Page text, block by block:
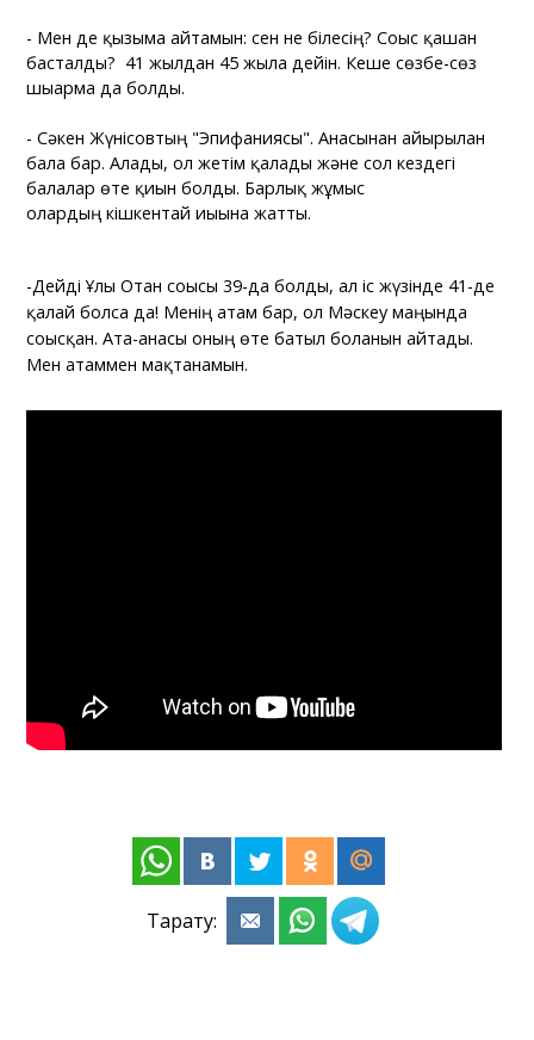
- Мен де қызыма айтамын: сен не білесің? Соғыс қашан
басталды? 41 жылдан 45 жылға дейін. Кеше сөзбе-сөз
шығарма да болды.
- Сәкен Жүнісовтың "Эпифаниясы". Анасынан айырылған
бала бар. Алады, ол жетім қалады және сол кездегі
балалар өте қиын болды. Барлық жұмыс
олардың кішкентай иығына жатты.
-Дейді Ұлы Отан соғысы 39-да болды, ал іс жүзінде 41-де
қалай болса да! Менің атам бар, ол Мәскеу маңында
соғысқан. Ата-анасы оның өте батыл болғанын айтады.
Мен атаммен мақтанамын.
Тарату: